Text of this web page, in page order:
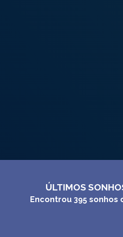
ÚLTIMOS
Encontrou 395 sonhos